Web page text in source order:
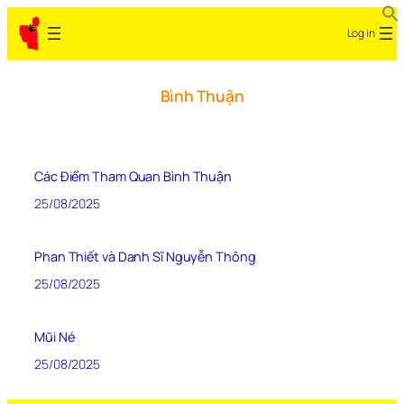
Log in
Bình Thuận
Các Điểm Tham Quan Bình Thuận
25/08/2025
Phan Thiết và Danh Sĩ Nguyễn Thông
25/08/2025
Mũi Né
25/08/2025